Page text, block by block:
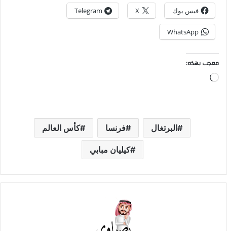
فيس بوك X
Telegram
WhatsApp
معجب بهذه:
جاري
البرتغال فرنسا كأس العالم
كيليان مبابي